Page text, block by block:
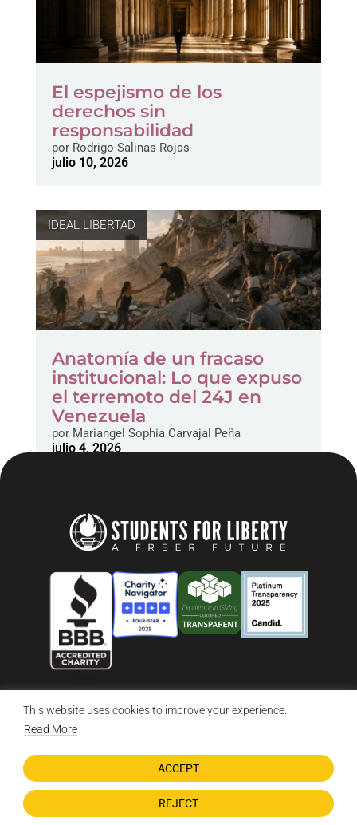
This website uses cookies to improve your experience.
Read More
REJECT
ACCEPT
El espejismo de los
derechos sin
responsabilidad
porRodrigo Salinas Rojas
julio 10, 2026
IDEAL LIBERTAD
Anatomía de un fracaso
institucional: Lo que expuso
el terremoto del 24J en
Venezuela
porMariangel Sophia Carvajal Peña
julio 4, 2026
© 2026 Students For Liberty, All Rights Reserved
Privacy Policy
DONATE NOW